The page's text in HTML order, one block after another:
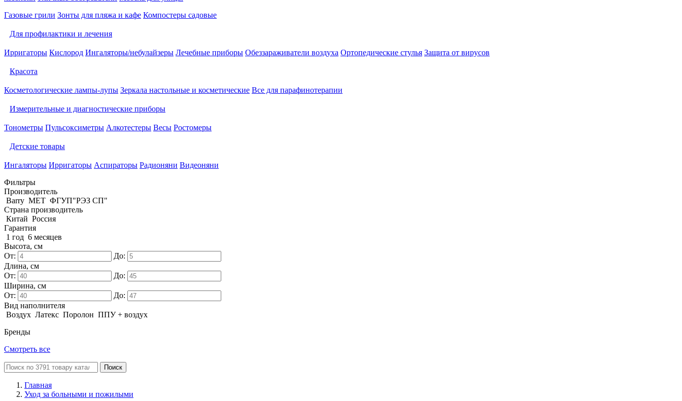
Газовые грили Зонты для пляжа и кафе Компостеры садовые
Для профилактики и лечения
Ирригаторы Кислород Ингаляторы/небулайзеры Лечебные приборы Обеззараживатели воздуха Ортопедические стулья Защита от вирусов
Красота
Косметологические лампы-лупы Зеркала настольные и косметические Все для парафинотерапии
Измерительные и диагностические приборы
Тонометры Пульсоксиметры Алкотестеры Весы Ростомеры
Детские товары
Ингаляторы Ирригаторы Аспираторы Радионяни Видеоняни
Фильтры
Производитель
Barry MET ФГУП"РЭЗ СП"
Страна производитель
Китай Россия
Гарантия
1 год 6 месяцев
Высота, см
От:
До:
Длина, см
От:
До:
Ширина, см
От:
До:
Вид наполнителя
Воздух Латекс Поролон ППУ + воздух
Бренды
Смотреть все
Поиск
Главная
Уход за больными и пожилыми